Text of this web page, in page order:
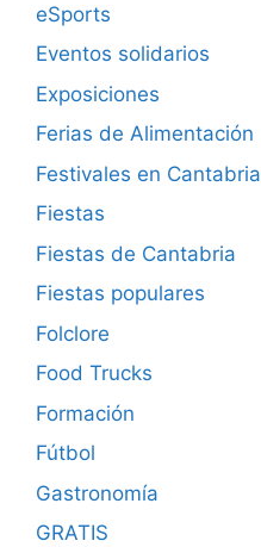
eSports
Eventos solidarios
Exposiciones
Ferias de Alimentación
Festivales en Cantabria
Fiestas
Fiestas de Cantabria
Fiestas populares
Folclore
Food Trucks
Formación
Fútbol
Gastronomía
GRATIS